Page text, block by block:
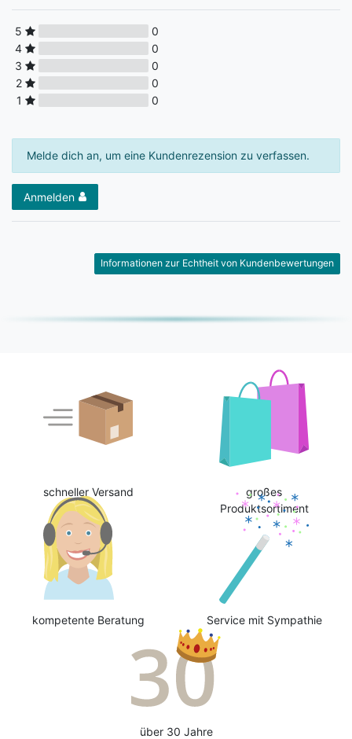
5
0
4
0
3
0
2
0
1
0
Melde dich an, um eine Kundenrezension zu verfassen.
Anmelden
Informationen zur Echtheit von Kundenbewertungen
schneller Versand
großes
Produktsortiment
kompetente Beratung Service mit Sympathie
über 30 Jahre